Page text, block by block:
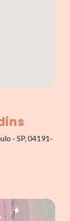
- SP, 04191-